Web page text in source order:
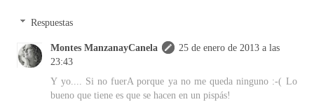
Respuestas
Montes ManzanayCanela
25 de enero de 2013 a las
23:43
Y yo.... Si no fuerA porque ya no me queda ninguno :-( Lo
bueno que tiene es que se hacen en un pispás!